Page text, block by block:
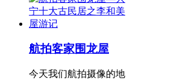
航拍客家围龙屋
今天我们航拍摄像的地